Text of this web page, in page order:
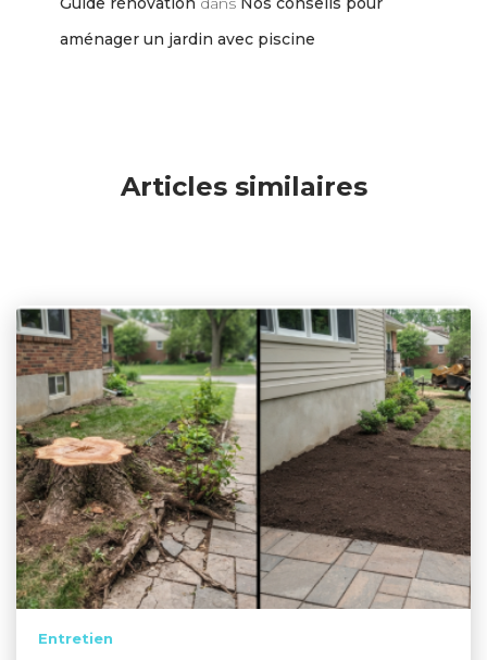
aménager un jardin avec piscine
Articles similaires
Entretien